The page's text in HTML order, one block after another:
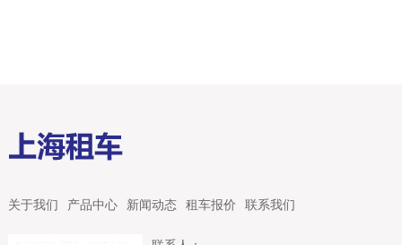
关于我们 产品中心 新闻动态 租车报价 联系我们